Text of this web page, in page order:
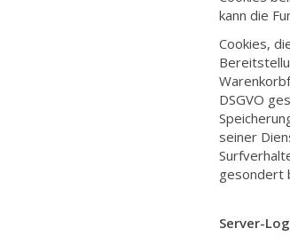
kann die
Cookies,
DSGVO
seiner
gesondert
Server-